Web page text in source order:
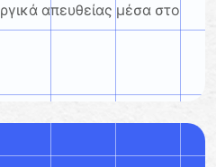
απευθείας μέσα στο